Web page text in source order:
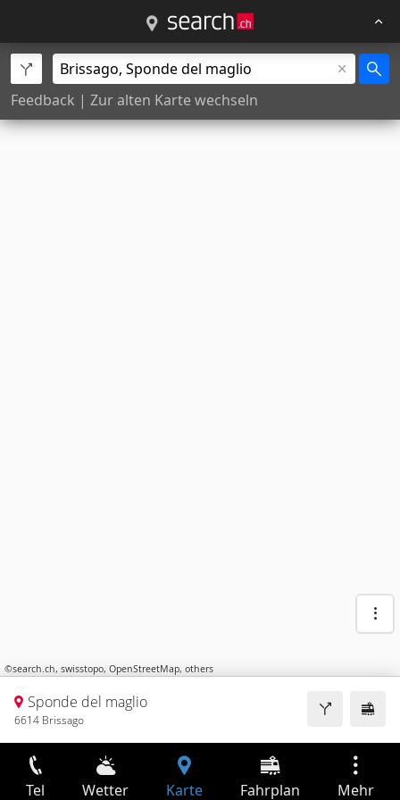
Feedback | Zur alten Karte wechseln
©search.ch, swisstopo, OpenStreetMap, others
Sponde del maglio
6614 Brissago
Tel Wetter Karte Fahrplan Mehr